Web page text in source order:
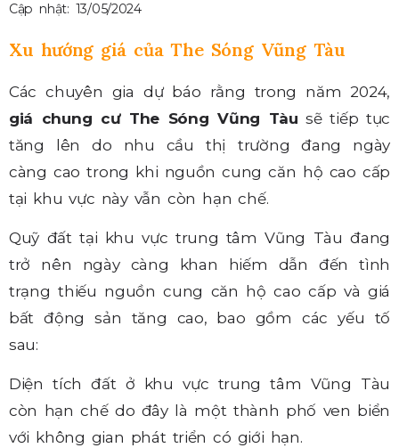
Cập nhật: 13/05/2024
Xu hướng giá của The Sóng Vũng Tàu
Các chuyên gia dự báo rằng trong năm 2024,
giá chung cư The Sóng Vũng Tàu sẽ tiếp tục
tăng lên do nhu cầu thị trường đang ngày
càng cao trong khi nguồn cung căn hộ cao cấp
tại khu vực này vẫn còn hạn chế.
Quỹ đất tại khu vực trung tâm Vũng Tàu đang
trở nên ngày càng khan hiếm dẫn đến tình
trạng thiếu nguồn cung căn hộ cao cấp và giá
bất động sản tăng cao, bao gồm các yếu tố
sau:
Diện tích đất ở khu vực trung tâm Vũng Tàu
còn hạn chế do đây là một thành phố ven biển
với không gian phát triển có giới hạn.